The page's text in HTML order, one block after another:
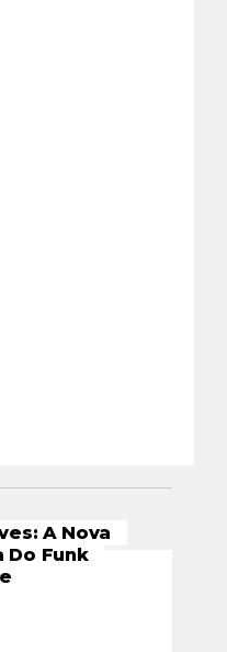
A Nova
Do Funk